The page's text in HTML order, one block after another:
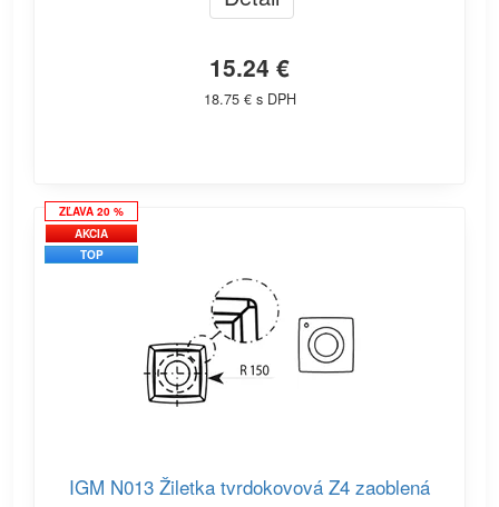
15.24 €
18.75 € s DPH
ZĽAVA 20 %
AKCIA
TOP
IGM N013 Žiletka tvrdokovová Z4 zaoblená